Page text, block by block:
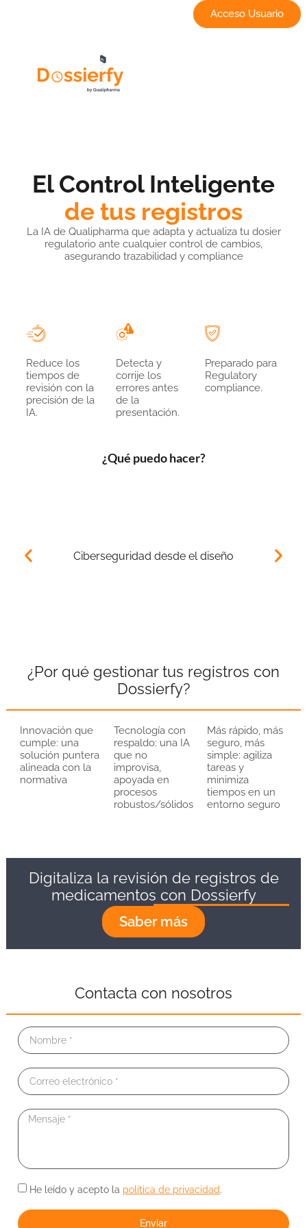
Acceso Usuario
El Control Inteligente
de tus registros
La IA de Qualipharma que adapta y actualiza tu dosier
regulatorio ante cualquier control de cambios,
asegurando trazabilidad y compliance
Reduce los
tiempos de
revisión con la
precisión de la
IA.
Detecta y
corrije los
errores antes
de la
presentación.
Preparado para
Regulatory
compliance.
¿Qué puedo hacer?
Ciberseguridad desde el diseño
¿Por qué gestionar tus registros con
Dossierfy?
Innovación que
cumple: una
solución puntera
alineada con la
normativa
Tecnología con
respaldo: una IA
que no
improvisa,
apoyada en
procesos
robustos/sólidos
Más rápido, más
seguro, más
simple: agiliza
tareas y
minimiza
tiempos en un
entorno seguro
Digitaliza la revisión de registros de
medicamentos con Dossierfy
Saber más
Contacta con nosotros
He leído y acepto la política de privacidad.
Enviar